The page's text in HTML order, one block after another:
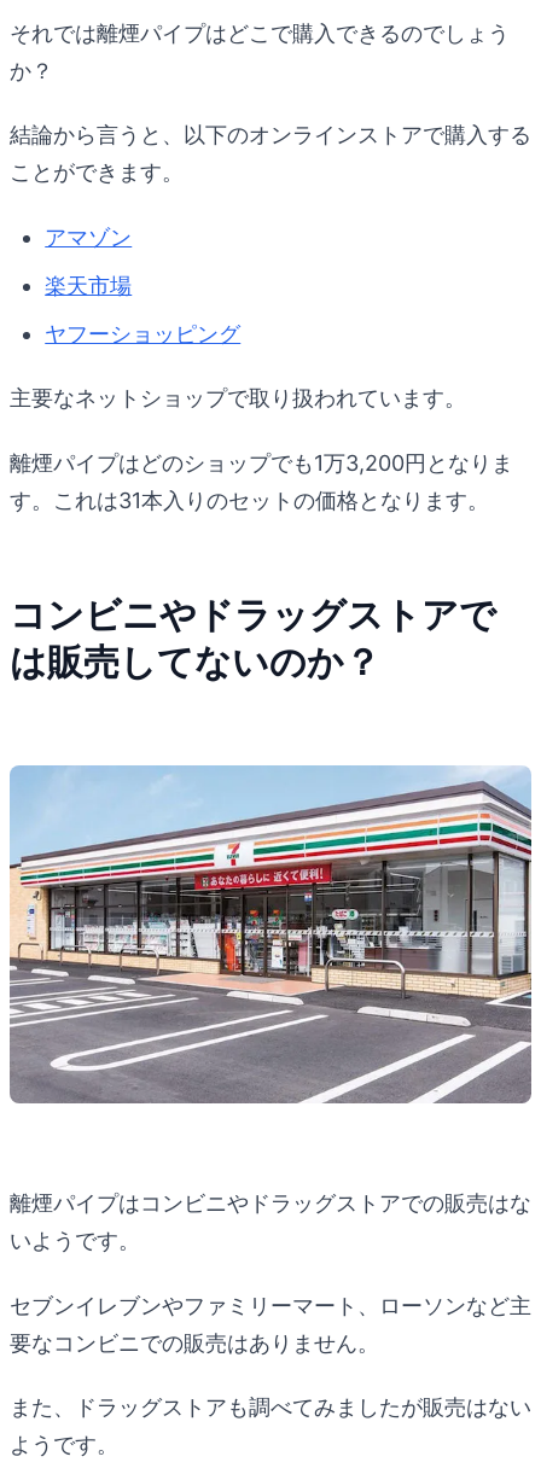
それでは離煙パイプはどこで購入できるのでしょう
か？
結論から言うと、以下のオンラインストアで購入する
ことができます。
アマゾン
楽天市場
ヤフーショッピング
主要なネットショップで取り扱われています。
離煙パイプはどのショップでも1万3,200円となりま
す。これは31本入りのセットの価格となります。
コンビニやドラッグストアで
は販売してないのか？
離煙パイプはコンビニやドラッグストアでの販売はな
いようです。
セブンイレブンやファミリーマート、ローソンなど主
要なコンビニでの販売はありません。
また、ドラッグストアも調べてみましたが販売はない
ようです。